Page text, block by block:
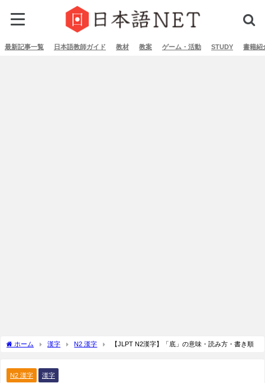
最新記事一覧 日本語教師ガイド 教材 教案 ゲーム・活動 STUDY 書籍紹
ホーム 漢字 N2 漢字 【JLPT N2漢字】「底」の意味・読み方・書き順
N2 漢字 漢字